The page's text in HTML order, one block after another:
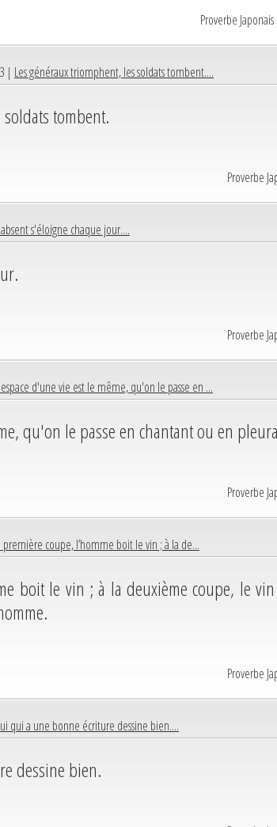
Proverbe Japonais
| Les généraux triomphent, les soldats tombent....
tombent.
Proverbe
s'éloigne chaque jour....
Proverbe
d'une vie est le même, qu'on le passe en ...
qu'on le passe en chantant ou en
Proverbe
première coupe, l’homme boit le vin ; à la de...
boit le vin ; à la deuxième coupe, le
Proverbe
qui a une bonne écriture dessine bien....
dessine bien.